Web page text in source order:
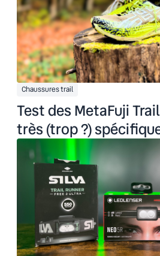
Chaussures trail
Test des MetaFuji
très (trop ?)